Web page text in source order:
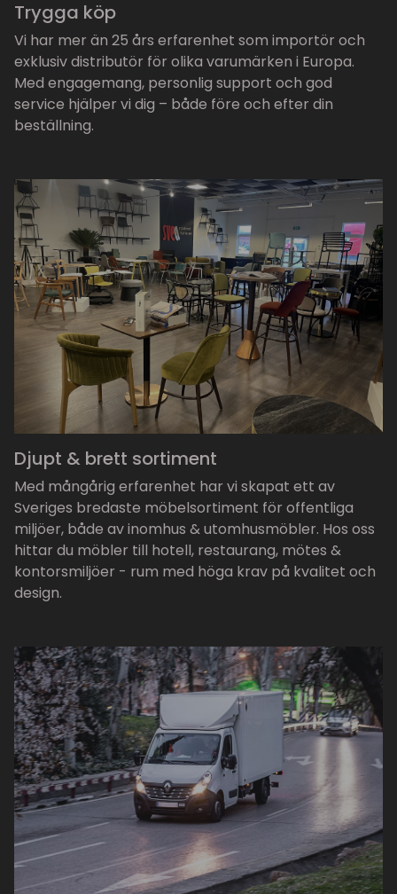
Trygga köp
Vi har mer än 25 års erfarenhet som importör och
exklusiv distributör för olika varumärken i Europa.
Med engagemang, personlig support och god
service hjälper vi dig – både före och efter din
beställning.
Djupt & brett sortiment
Med mångårig erfarenhet har vi skapat ett av
Sveriges bredaste möbelsortiment för offentliga
miljöer, både av inomhus & utomhusmöbler. Hos oss
hittar du möbler till hotell, restaurang, mötes &
kontorsmiljöer - rum med höga krav på kvalitet och
design.